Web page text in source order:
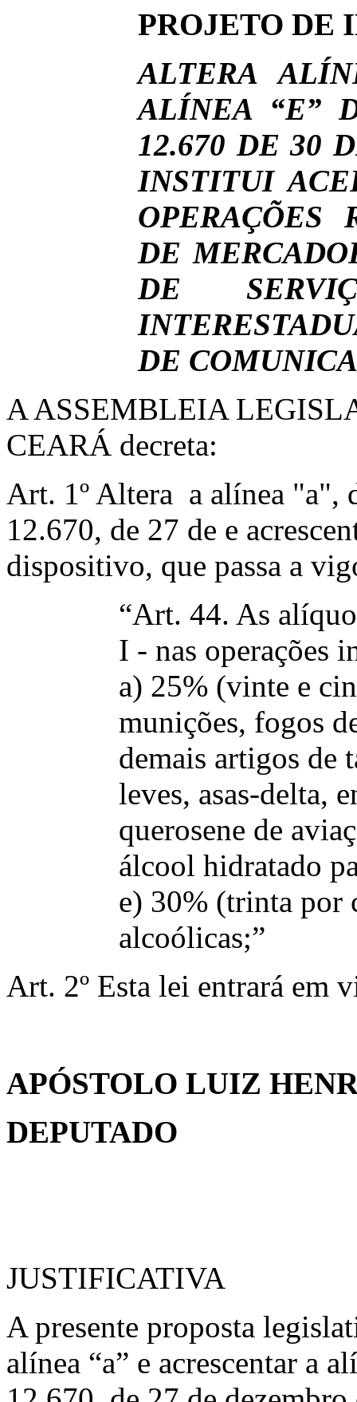
PROJETO DE
ALTERA
ALÍNEA “E”
12.670 DE 30
INSTITUI
OPERAÇÕES
DE
DE
DE
A ASSEMBLEIA
CEARÁ decreta:
Art. 1º Altera a alínea "a",
12.670, de 27 de e
dispositivo, que passa a
“Art. 44. As
I - nas operações
a) 25% (vinte e
munições, fogos
demais artigos de
leves, asas-delta,
querosene de
álcool hidratado
e) 30% (trinta por
alcoólicas;”
Art. 2º Esta lei entrará em
APÓSTOLO LUIZ
DEPUTADO
JUSTIFICATIVA
A presente proposta
alínea “a” e acrescentar a